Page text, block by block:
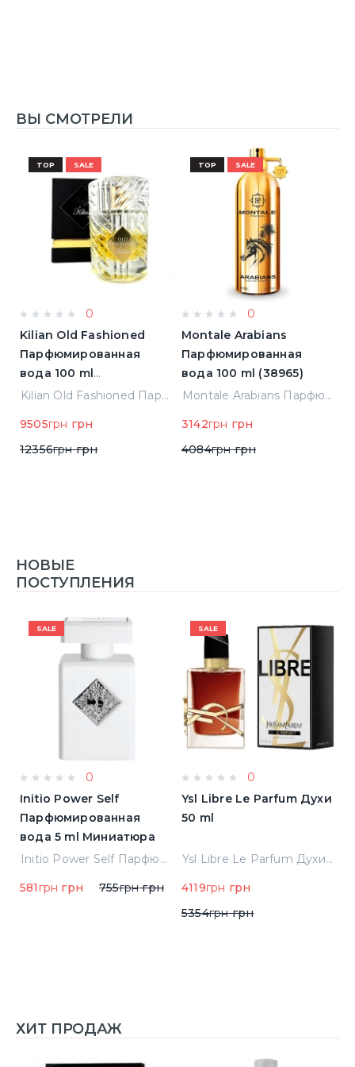
ВЫ СМОТРЕЛИ
TOP SALE
0
Kilian Old Fashioned
Парфюмированная
вода 100 ml
(3700550240723)
Kilian Old Fashioned Парфюмированная вода 100 ml (3700550240723)
9505грн грн
12356грнгрн
TOP SALE
0
Montale Arabians
Парфюмированная
вода 100 ml (38965)
Montale Arabians Парфюмированная вода 100 ml (38965)
3142грн грн
4084грнгрн
НОВЫЕ
ПОСТУПЛЕНИЯ
SALE
0
Initio Power Self
Парфюмированная
вода 5 ml Миниатюра
Initio Power Self Парфюмированная вода 5 ml Миниатюра
581 грн грн 755грнгрн
SALE
0
Ysl Libre Le Parfum Духи
50 ml
Ysl Libre Le Parfum Духи 50 ml
4119грн грн
5354грнгрн
ХИТ ПРОДАЖ